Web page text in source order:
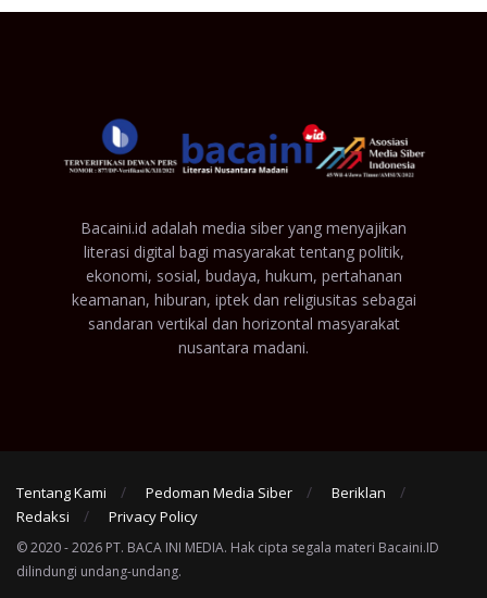
Bacaini.id adalah media siber yang menyajikan
literasi digital bagi masyarakat tentang politik,
ekonomi, sosial, budaya, hukum, pertahanan
keamanan, hiburan, iptek dan religiusitas sebagai
sandaran vertikal dan horizontal masyarakat
nusantara madani.
Tentang Kami Pedoman Media Siber
Beriklan
Redaksi
Privacy Policy
© 2020 - 2026 PT. BACA INI MEDIA. Hak cipta segala materi Bacaini.ID
dilindungi undang-undang.